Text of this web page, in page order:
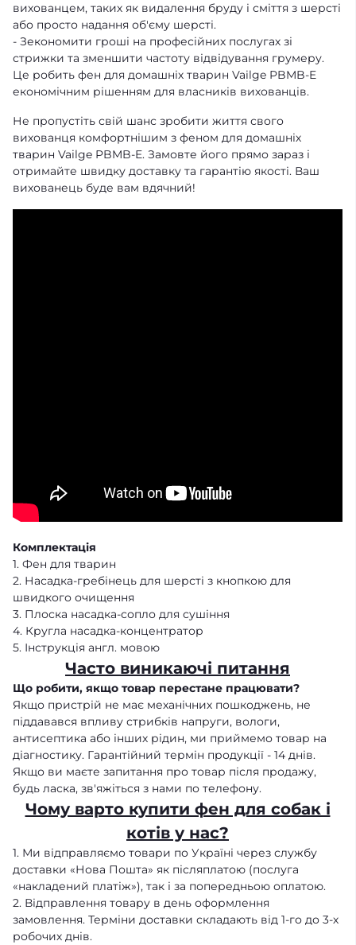
вихованцем, таких як видалення бруду і сміття з шерсті
або просто надання об'єму шерсті.
- Зекономити гроші на професійних послугах зі
стрижки та зменшити частоту відвідування грумеру.
Це робить фен для домашніх тварин Vailge PBMB-E
економічним рішенням для власників вихованців.
Не пропустіть свій шанс зробити життя свого
вихованця комфортнішим з феном для домашніх
тварин Vailge PBMB-E. Замовте його прямо зараз і
отримайте швидку доставку та гарантію якості. Ваш
вихованець буде вам вдячний!
Комплектація
1. Фен для тварин
2. Насадка-гребінець для шерсті з кнопкою для
швидкого очищення
3. Плоска насадка-сопло для сушіння
4. Кругла насадка-концентратор
5. Інструкція англ. мовою
Часто виникаючі питання
Що робити, якщо товар перестане працювати?
Якщо пристрій не має механічних пошкоджень, не
піддавався впливу стрибків напруги, вологи,
антисептика або інших рідин, ми приймемо товар на
діагностику. Гарантійний термін продукції - 14 днів.
Якщо ви маєте запитання про товар після продажу,
будь ласка, зв'яжіться з нами по телефону.
Чому варто купити фен для собак і
котів у нас?
1. Ми відправляємо товари по Україні через службу
доставки «Нова Пошта» як післяплатою (послуга
«накладений платіж»), так і за попередньою оплатою.
2. Відправлення товару в день оформлення
замовлення. Терміни доставки складають від 1-го до 3-х
робочих днів.